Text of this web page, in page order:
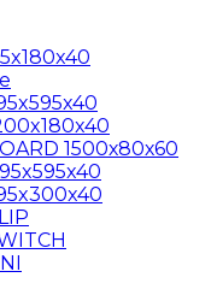
1500х80х60